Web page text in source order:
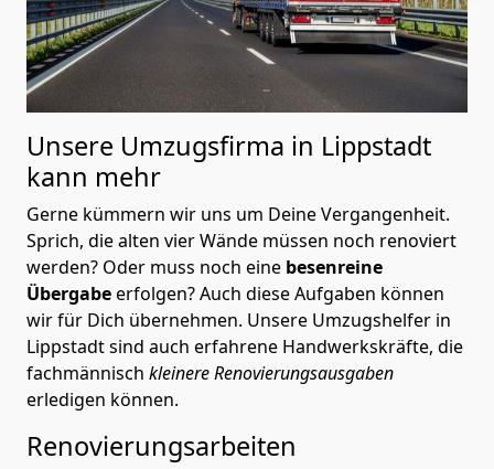
Unsere Umzugsfirma in Lippstadt
kann mehr
Gerne kümmern wir uns um Deine Vergangenheit.
Sprich, die alten vier Wände müssen noch renoviert
werden? Oder muss noch eine besenreine
Übergabeerfolgen? Auch diese Aufgaben können
wir für Dich übernehmen. Unsere Umzugshelfer in
Lippstadt sind auch erfahrene Handwerkskräfte, die
fachmännisch kleinere Renovierungsausgaben
erledigen können.
Renovierungsarbeiten